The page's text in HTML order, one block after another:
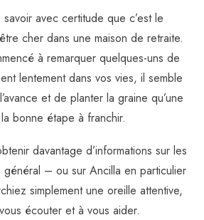
avec certitude que c’est le
cher dans une maison de retraite.
à remarquer quelques-uns de
lentement dans vos vies, il semble
et de planter la graine qu’une
bonne étape à franchir.
davantage d’informations sur les
général – ou sur Ancilla en particulier
simplement une oreille attentive,
écouter et à vous aider.